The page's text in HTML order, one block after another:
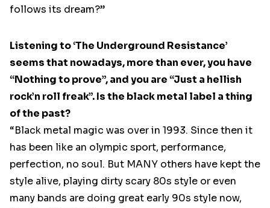
follows its dream?”
Listening to ‘The Underground Resistance’
seems that nowadays, more than ever, you have
“Nothing to prove”, and you are “Just a hellish
rock’n roll freak”. Is the black metal label a thing
of the past?
“Black metal magic was over in 1993. Since then it
has been like an olympic sport, performance,
perfection, no soul. But MANY others have kept the
style alive, playing dirty scary 80s style or even
many bands are doing great early 90s style now,